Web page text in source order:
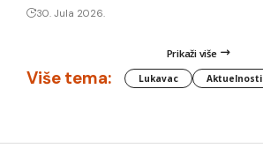
30. Jula 2026.
Prikaži više
Više tema: Lukavac Aktuelnosti